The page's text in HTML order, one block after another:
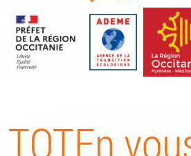
TOTEn Occitanie |
d’Occitanie pour la
TOTEn